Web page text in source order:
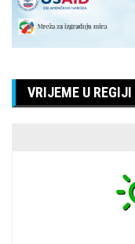
VRIJEME U REGIJI